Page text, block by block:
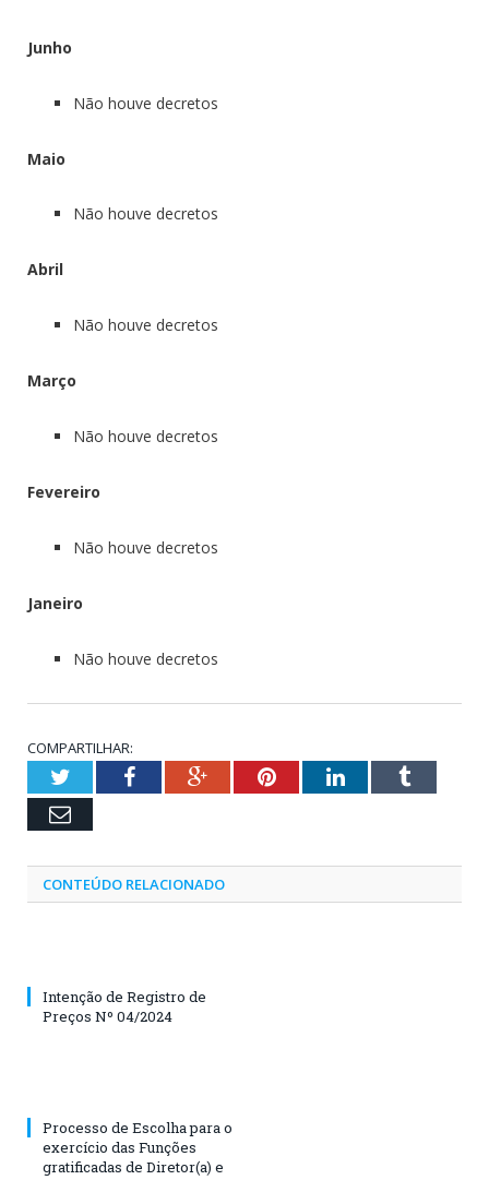
Junho
Não houve decretos
Maio
Não houve decretos
Abril
Não houve decretos
Março
Não houve decretos
Fevereiro
Não houve decretos
Janeiro
Não houve decretos
COMPARTILHAR:
TwitterFacebookGoogle+PinterestLinkedInTumblr
Email
CONTEÚDO RELACIONADO
Intenção de Registro de
Preços Nº 04/2024
Processo de Escolha para o
exercício das Funções
gratificadas de Diretor(a) e